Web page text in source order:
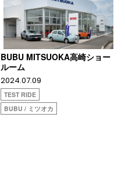
BUBU MITSUOKA高崎ショー
ルーム
2024.07.09
TEST RIDE
BUBU / ミツオカ